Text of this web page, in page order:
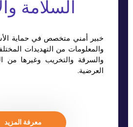
السلامة
خبير أمني متخصص في حماية
والمعلومات من التهديدات
والسرقة والتخريب وغيرها من
العرضية.
معرفة المزيد